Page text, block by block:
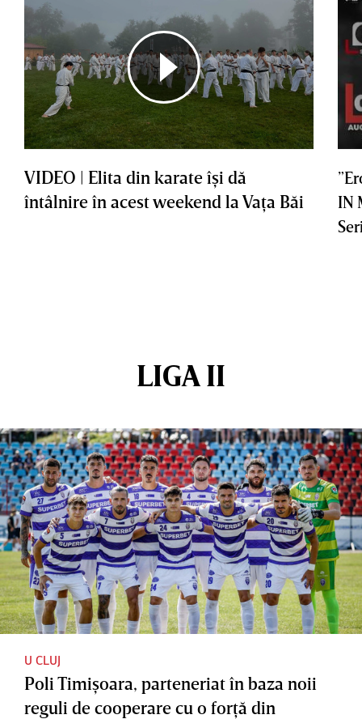
VIDEO | Elita din karate îşi dă
întâlnire în acest weekend la Vaţa Băi
IN
LIGA II
U CLUJ
Poli Timişoara, parteneriat în baza noii
reguli de cooperare cu o forţă din